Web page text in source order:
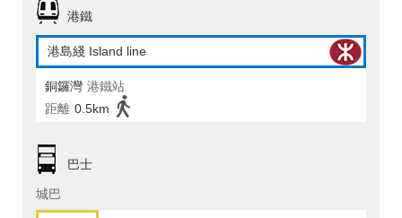
港鐵
港島綫 Island line
銅鑼灣 港鐵站
距離 0.5km
巴士
城巴